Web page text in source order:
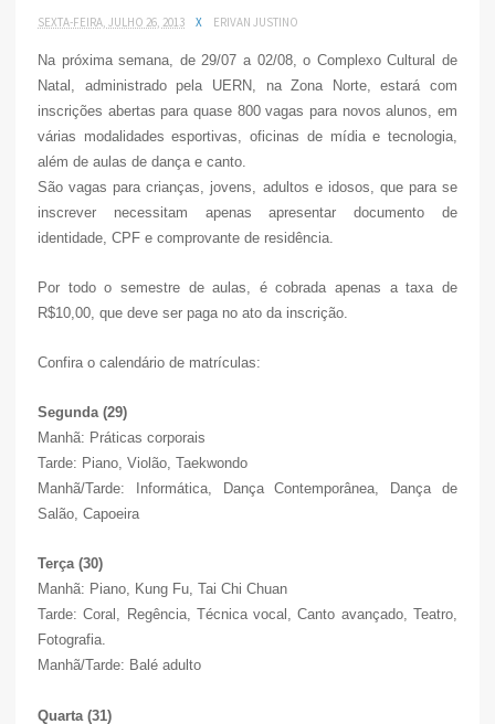
SEXTA-FEIRA, JULHO 26, 2013 X ERIVAN JUSTINO
Na próxima semana, de 29/07 a 02/08, o Complexo Cultural de
Natal, administrado pela UERN, na Zona Norte, estará com
inscrições abertas para quase 800 vagas para novos alunos, em
várias modalidades esportivas, oficinas de mídia e tecnologia,
além de aulas de dança e canto.
São vagas para crianças, jovens, adultos e idosos, que para se
inscrever necessitam apenas apresentar documento de
identidade, CPF e comprovante de residência.
Por todo o semestre de aulas, é cobrada apenas a taxa de
R$10,00, que deve ser paga no ato da inscrição.
Confira o calendário de matrículas:
Segunda (29)
Manhã: Práticas corporais
Tarde: Piano, Violão, Taekwondo
Manhã/Tarde: Informática, Dança Contemporânea, Dança de
Salão, Capoeira
Terça (30)
Manhã: Piano, Kung Fu, Tai Chi Chuan
Tarde: Coral, Regência, Técnica vocal, Canto avançado, Teatro,
Fotografia.
Manhã/Tarde: Balé adulto
Quarta (31)